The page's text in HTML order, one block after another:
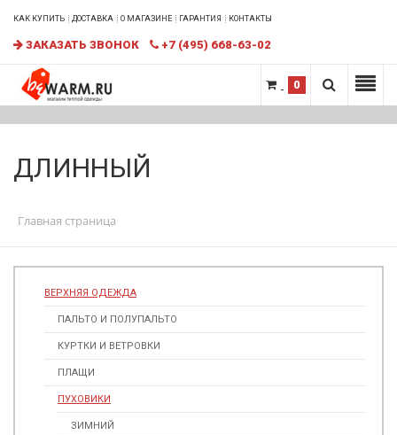
КАК КУПИТЬ ДОСТАВКА О МАГАЗИНЕ ГАРАНТИЯ КОНТАКТЫ
ЗАКАЗАТЬ ЗВОНОК +7 (495) 668-63-02
0
ДЛИННЫЙ
Главная страница
ВЕРХНЯЯ ОДЕЖДА
ПАЛЬТО И ПОЛУПАЛЬТО
КУРТКИ И ВЕТРОВКИ
ПЛАЩИ
ПУХОВИКИ
ЗИМНИЙ